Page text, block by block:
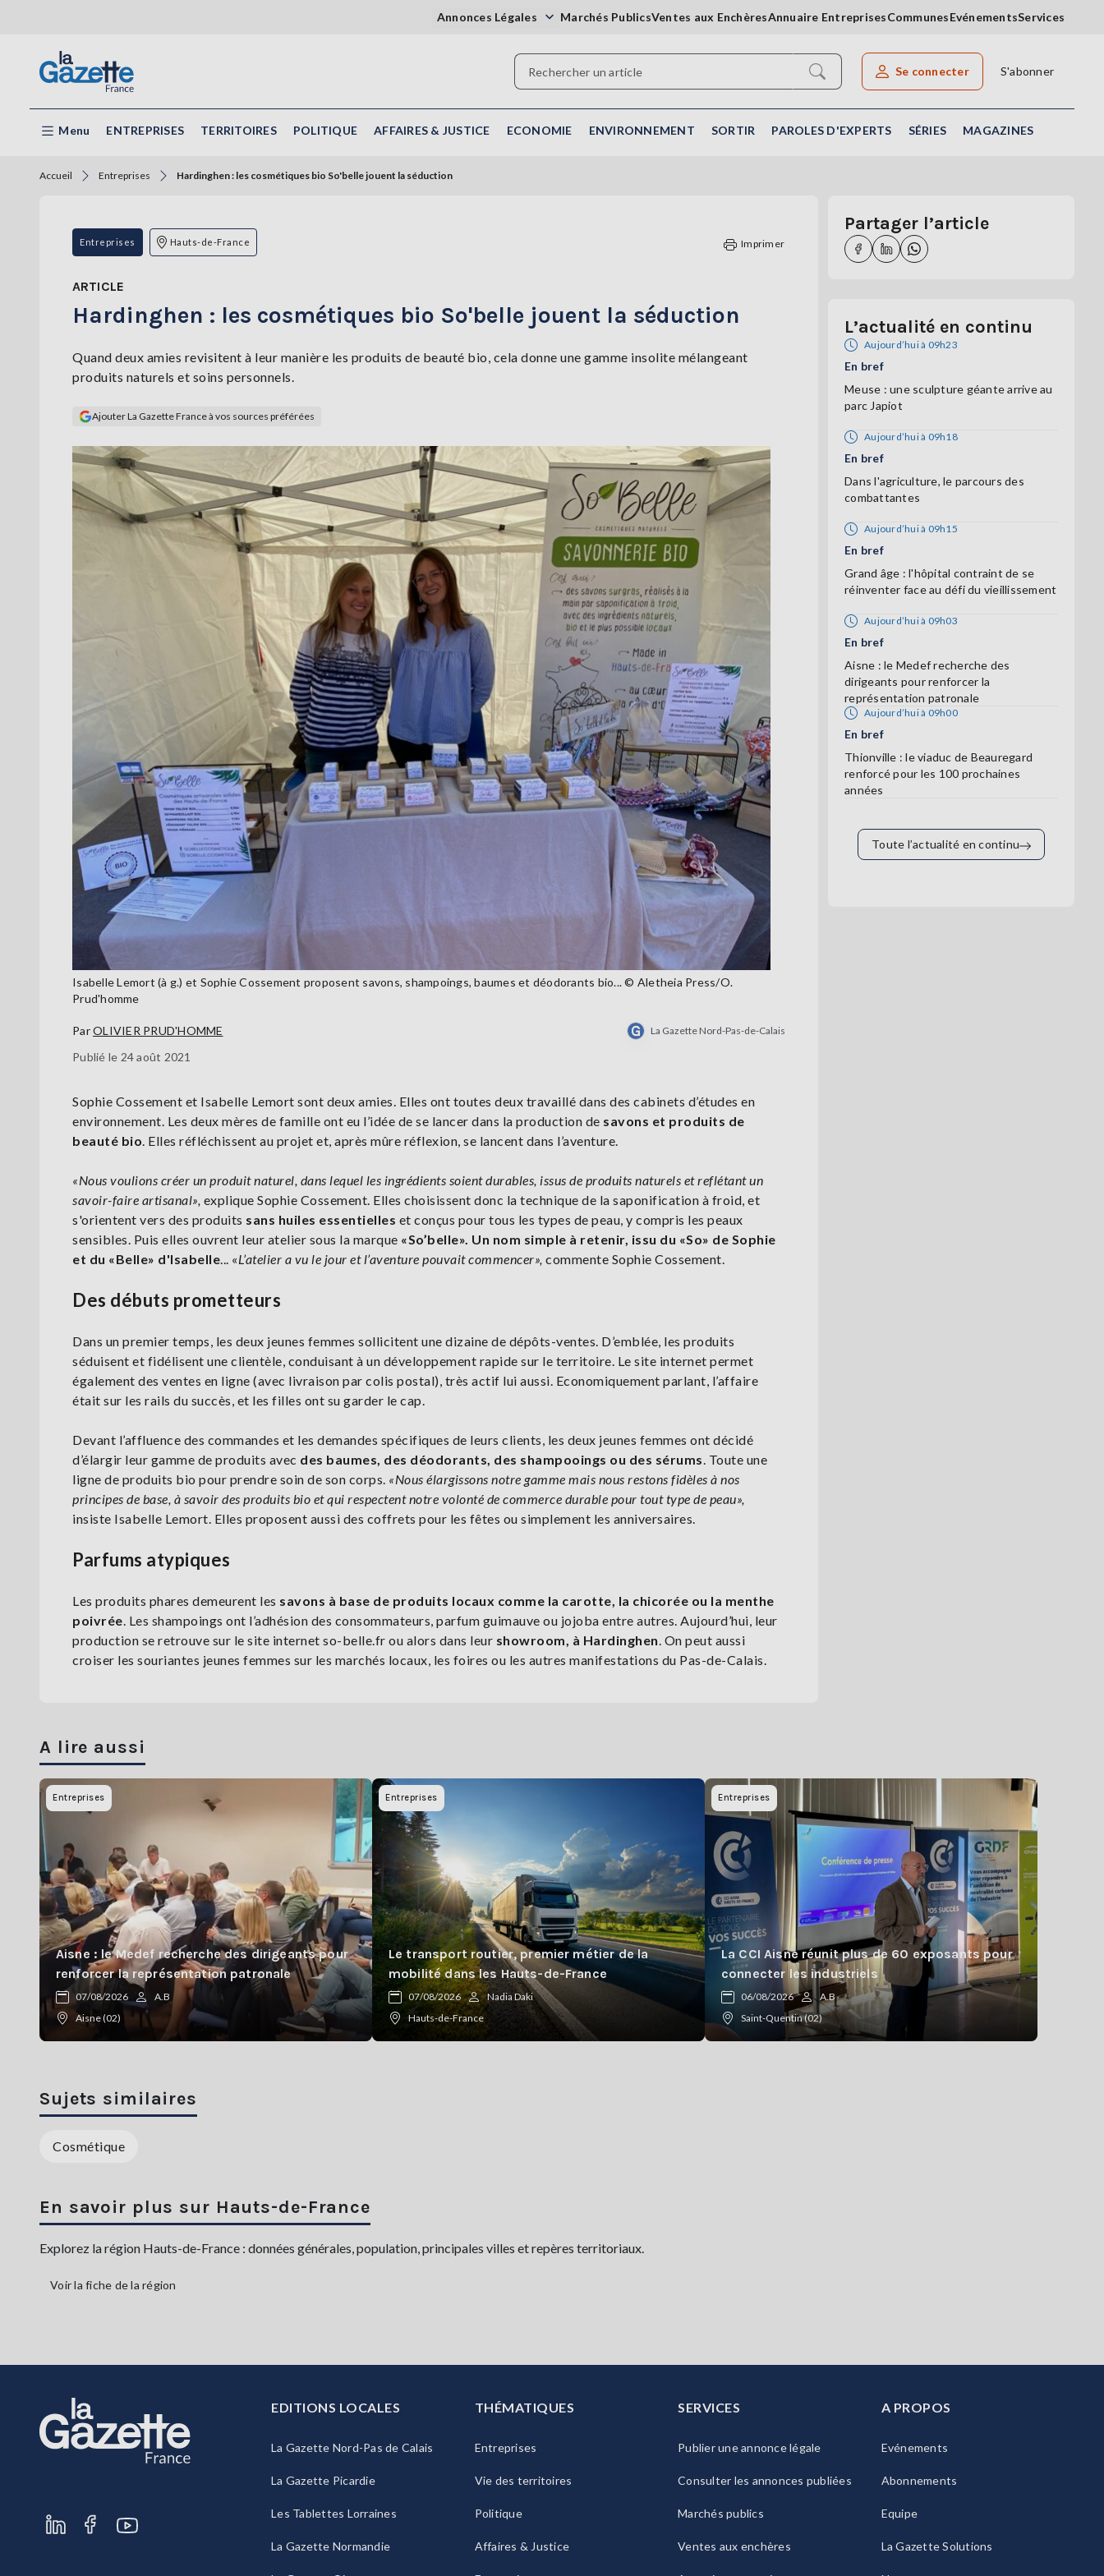
Annonces Légales Marchés PublicsVentes aux EnchèresAnnuaire EntreprisesCommunesEvénementsServices
Rechercher un article
Se connecter S'abonner
Menu ENTREPRISES TERRITOIRES POLITIQUE AFFAIRES & JUSTICE ECONOMIE ENVIRONNEMENT SORTIR PAROLES D'EXPERTS SÉRIES MAGAZINES
Accueil Entreprises Hardinghen : les cosmétiques bio So'belle jouent la séduction
Entreprises Hauts-de-France Imprimer
ARTICLE
Hardinghen : les cosmétiques bio So'belle jouent la séduction
Quand deux amies revisitent à leur manière les produits de beauté bio, cela donne une gamme insolite mélangeant
produits naturels et soins personnels.
Ajouter La Gazette France à vos sources préférées
Isabelle Lemort (à g.) et Sophie Cossement proposent savons, shampoings, baumes et déodorants bio... © Aletheia Press/O.
Prud'homme
ParOLIVIER PRUD'HOMME La Gazette Nord-Pas-de-Calais
Publié le 24 août 2021
Sophie Cossement et Isabelle Lemort sont deux amies. Elles ont toutes deux travaillé dans des cabinets d’études en
environnement. Les deux mères de famille ont eu l’idée de se lancer dans la production de savons et produits de
beauté bio. Elles réfléchissent au projet et, après mûre réflexion, se lancent dans l’aventure.
«Nous voulions créer un produit naturel, dans lequel les ingrédients soient durables, issus de produits naturels et reflétant un
savoir-faire artisanal», explique Sophie Cossement. Elles choisissent donc la technique de la saponification à froid, et
s'orientent vers des produits sans huiles essentielles et conçus pour tous les types de peau, y compris les peaux
sensibles. Puis elles ouvrent leur atelier sous la marque «So’belle». Un nom simple à retenir, issu du «So» de Sophie
et du «Belle» d'Isabelle... «L’atelier a vu le jour et l’aventure pouvait commencer», commente Sophie Cossement.
Des débuts prometteurs
Dans un premier temps, les deux jeunes femmes sollicitent une dizaine de dépôts-ventes. D’emblée, les produits
séduisent et fidélisent une clientèle, conduisant à un développement rapide sur le territoire. Le site internet permet
également des ventes en ligne (avec livraison par colis postal), très actif lui aussi. Economiquement parlant, l’affaire
était sur les rails du succès, et les filles ont su garder le cap.
Devant l’affluence des commandes et les demandes spécifiques de leurs clients, les deux jeunes femmes ont décidé
d’élargir leur gamme de produits avec des baumes, des déodorants, des shampooings ou des sérums. Toute une
ligne de produits bio pour prendre soin de son corps. «Nous élargissons notre gamme mais nous restons fidèles à nos
principes de base, à savoir des produits bio et qui respectent notre volonté de commerce durable pour tout type de peau»,
insiste Isabelle Lemort. Elles proposent aussi des coffrets pour les fêtes ou simplement les anniversaires.
Parfums atypiques
Les produits phares demeurent les savons à base de produits locaux comme la carotte, la chicorée ou la menthe
poivrée. Les shampoings ont l’adhésion des consommateurs, parfum guimauve ou jojoba entre autres. Aujourd’hui, leur
production se retrouve sur le site internet so-belle.fr ou alors dans leur showroom, à Hardinghen. On peut aussi
croiser les souriantes jeunes femmes sur les marchés locaux, les foires ou les autres manifestations du Pas-de-Calais.
Partager l’article
L’actualité en continu
Aujourd’hui à 09h23
En bref
Meuse : une sculpture géante arrive au
parc Japiot
Aujourd’hui à 09h18
En bref
Dans l'agriculture, le parcours des
combattantes
Aujourd’hui à 09h15
En bref
Grand âge : l'hôpital contraint de se
réinventer face au défi du vieillissement
Aujourd’hui à 09h03
En bref
Aisne : le Medef recherche des
dirigeants pour renforcer la
représentation patronale
Aujourd’hui à 09h00
En bref
Thionville : le viaduc de Beauregard
renforcé pour les 100 prochaines
années
Toute l’actualité en continu
A lire aussi
Entreprises
Aisne : le Medef recherche des dirigeants pour
renforcer la représentation patronale
07/08/2026
A.B
Aisne (02)
Entreprises
Le transport routier, premier métier de la
mobilité dans les Hauts-de-France
07/08/2026
Nadia Daki
Hauts-de-France
Entreprises
La CCI Aisne réunit plus de 60 exposants pour
connecter les industriels
06/08/2026
A.B
Saint-Quentin (02)
Sujets similaires
Cosmétique
En savoir plus sur Hauts-de-France
Explorez la région Hauts-de-France : données générales, population, principales villes et repères territoriaux.
Voir la fiche de la région
EDITIONS LOCALES
La Gazette Nord-Pas de Calais
La Gazette Picardie
Les Tablettes Lorraines
La Gazette Normandie
THÉMATIQUES
Entreprises
Vie des territoires
Politique
Affaires & Justice
SERVICES
Publier une annonce légale
Consulter les annonces publiées
Marchés publics
Ventes aux enchères
A PROPOS
Evénements
Abonnements
Equipe
La Gazette Solutions